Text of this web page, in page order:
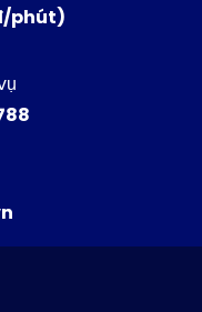
phút)